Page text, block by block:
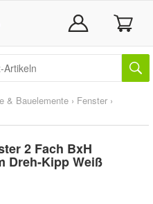
& Bauelemente › Fenster ›
2 Fach BxH
Dreh-Kipp Weiß